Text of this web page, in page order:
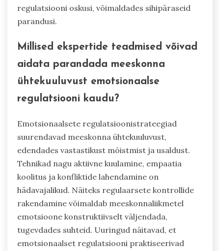
regulatsiooni oskusi, võimaldades sihipäraseid
parandusi.
Millised ekspertide teadmised võivad
aidata parandada meeskonna
ühtekuuluvust emotsionaalse
regulatsiooni kaudu?
Emotsionaalsete regulatsioonistrateegiad
suurendavad meeskonna ühtekuuluvust,
edendades vastastikust mõistmist ja usaldust.
Tehnikad nagu aktiivne kuulamine, empaatia
koolitus ja konfliktide lahendamine on
hädavajalikud. Näiteks regulaarsete kontrollide
rakendamine võimaldab meeskonnaliikmetel
emotsioone konstruktiivselt väljendada,
tugevdades suhteid. Uuringud näitavad, et
emotsionaalset regulatsiooni praktiseerivad